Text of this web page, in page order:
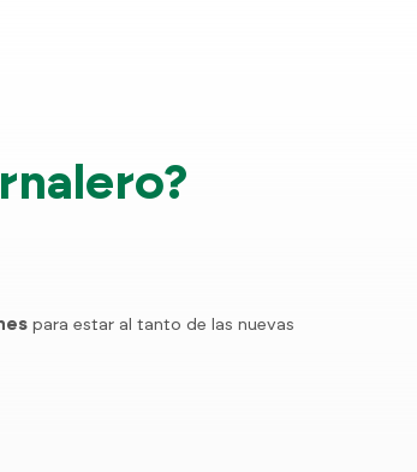
para estar al tanto de las nuevas